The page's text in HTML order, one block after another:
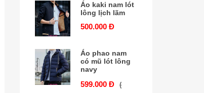
Áo kaki nam lót
lông lịch lãm
500.000 Đ
Áo phao nam
có mũ lót lông
navy
599.000 Đ
(